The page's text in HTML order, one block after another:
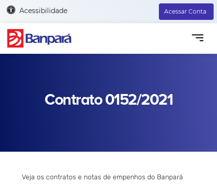
Acessibilidade Acessar Conta
Contrato 0152/2021
Veja os contratos e notas de empenhos do Banpará